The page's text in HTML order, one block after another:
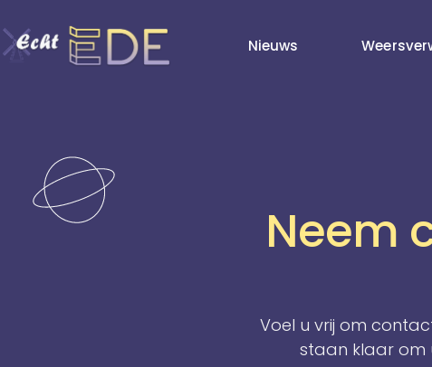
Nieuws
Neem
Voel u vrij om
staan klaar om